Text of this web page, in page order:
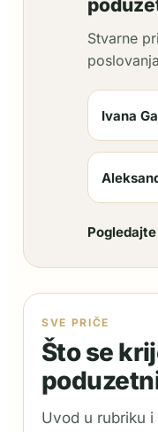
Stvarne
Ivana
SVE PRIČE
Što se
Uvod u rubriku